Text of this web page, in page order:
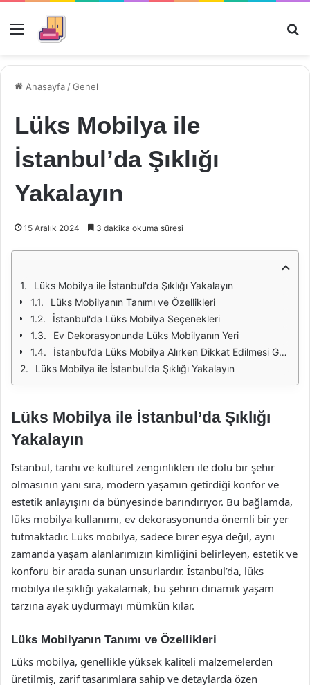
Menü
Anasayfa /Genel
Lüks Mobilya ile
İstanbul’da Şıklığı
Yakalayın
15 Aralık 2024 3 dakika okuma süresi
Lüks Mobilya ile İstanbul'da Şıklığı Yakalayın
Lüks Mobilyanın Tanımı ve Özellikleri
İstanbul'da Lüks Mobilya Seçenekleri
Ev Dekorasyonunda Lüks Mobilyanın Yeri
İstanbul’da Lüks Mobilya Alırken Dikkat Edilmesi Gerekenler
Lüks Mobilya ile İstanbul'da Şıklığı Yakalayın
Lüks Mobilya ile İstanbul’da Şıklığı
Yakalayın
İstanbul, tarihi ve kültürel zenginlikleri ile dolu bir şehir
olmasının yanı sıra, modern yaşamın getirdiği konfor ve
estetik anlayışını da bünyesinde barındırıyor. Bu bağlamda,
lüks mobilya kullanımı, ev dekorasyonunda önemli bir yer
tutmaktadır. Lüks mobilya, sadece birer eşya değil, aynı
zamanda yaşam alanlarımızın kimliğini belirleyen, estetik ve
konforu bir arada sunan unsurlardır. İstanbul’da, lüks
mobilya ile şıklığı yakalamak, bu şehrin dinamik yaşam
tarzına ayak uydurmayı mümkün kılar.
Lüks Mobilyanın Tanımı ve Özellikleri
Lüks mobilya, genellikle yüksek kaliteli malzemelerden
üretilmiş, zarif tasarımlara sahip ve detaylarda özen